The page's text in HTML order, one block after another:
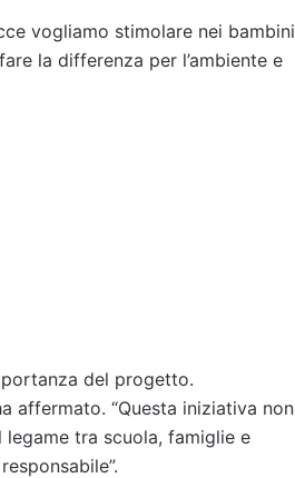
vogliamo stimolare nei bambini
la differenza per l’ambiente e
del progetto.
affermato. “Questa iniziativa non
tra scuola, famiglie e